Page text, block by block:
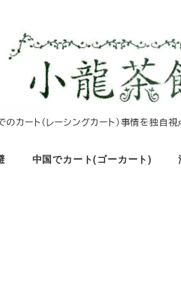
カート（レーシングカート）事情を独自
中国でカート(ゴーカート)